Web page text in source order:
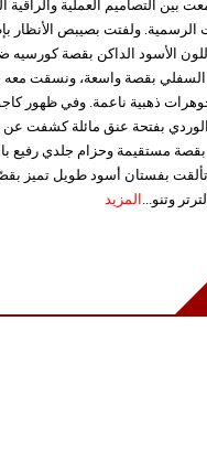
بين التصاميم العملية والراقية
الرسمية. ولفتت بصيبص الأنظار
الأسود الداكن بقصة كورسيه
السفلي بقصة واسعة، ونسقت معه
ذهبية ناعمة. وفي ظهور
الوردي بفتحة عنق مائلة كشفت عن
مستقيمة وحزام جلدي رفيع
تألقت بفستان أسود طويل تميز
وتنو... المزيد